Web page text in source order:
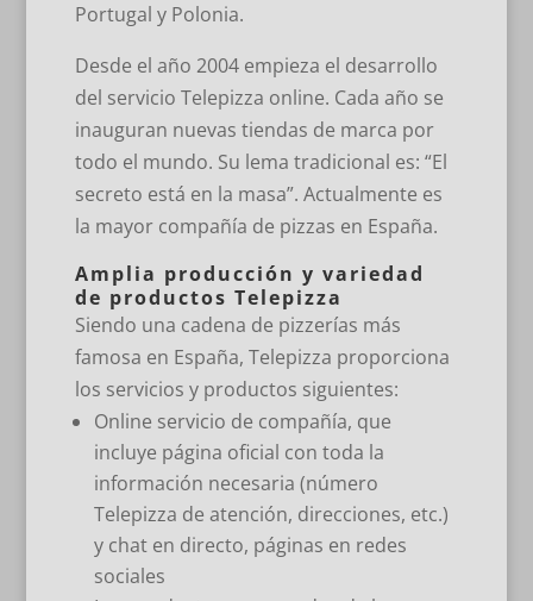
Portugal y Polonia.
Desde el año 2004 empieza el desarrollo
del servicio Telepizza online. Cada año se
inauguran nuevas tiendas de marca por
todo el mundo. Su lema tradicional es: “El
secreto está en la masa”. Actualmente es
la mayor compañía de pizzas en España.
Amplia producción y variedad
de productos Telepizza
Siendo una cadena de pizzerías más
famosa en España, Telepizza proporciona
los servicios y productos siguientes:
Online servicio de compañía, que
incluye página oficial con toda la
información necesaria (número
Telepizza de atención, direcciones, etc.)
y chat en directo, páginas en redes
sociales